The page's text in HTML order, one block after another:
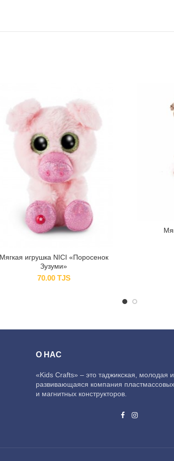
Мягкая игрушка NICI «Поросенок
Зузуми»
70.00 TJS
О НАС
«Kids Crafts» – это таджикская, молодая
развивающаяся компания
и магнитных конструкторов.